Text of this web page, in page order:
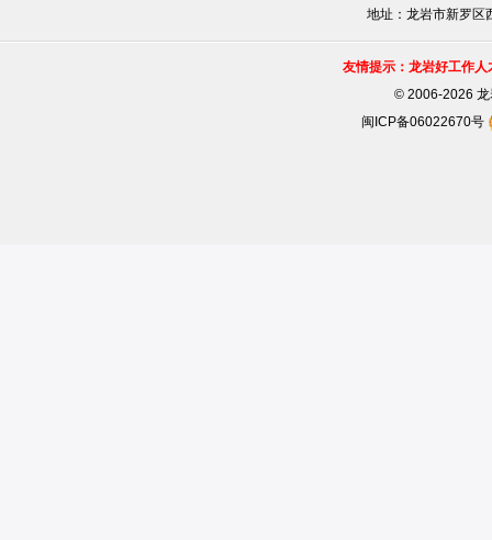
地址：龙岩市新罗区
友情提示：龙岩好工作
©2006-2026 龙
闽ICP备06022670号